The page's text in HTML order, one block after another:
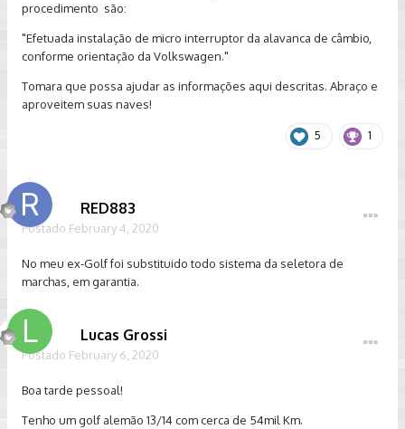
procedimento são:
"Efetuada instalação de micro interruptor da alavanca de câmbio,
conforme orientação da Volkswagen."
Tomara que possa ajudar as informações aqui descritas. Abraço e
aproveitem suas naves!
5 1
RED883
Postado February 4, 2020
No meu ex-Golf foi substituido todo sistema da seletora de
marchas, em garantia.
Lucas Grossi
Postado February 6, 2020
Boa tarde pessoal!
Tenho um golf alemão 13/14 com cerca de 54mil Km.